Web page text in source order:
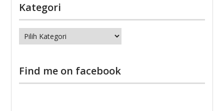
Kategori
Kategori
Find me on facebook